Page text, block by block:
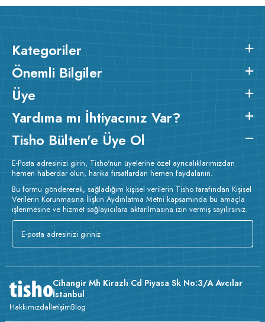
Kategoriler
Önemli Bilgiler
Üye
Yardıma mı İhtiyacınız Var?
Tisho Bülten'e Üye Ol
E-Posta adresinizi girin, Tisho'nun üyelerine özel ayrıcalıklarımızdan
hemen haberdar olun, harika fırsatlardan hemen faydalanın.
Bu formu göndererek, sağladığım kişisel verilerin Tisho tarafından Kişisel
Verilerin Korunmasına İlişkin Aydınlatma Metni kapsamında bu amaçla
işlenmesine ve hizmet sağlayıcılara aktarılmasına izin vermiş sayılırsınız.
Cihangir Mh Kirazlı Cd Piyasa Sk No:3/A Avcılar
İstanbul
HakkımızdaİletişimBlog